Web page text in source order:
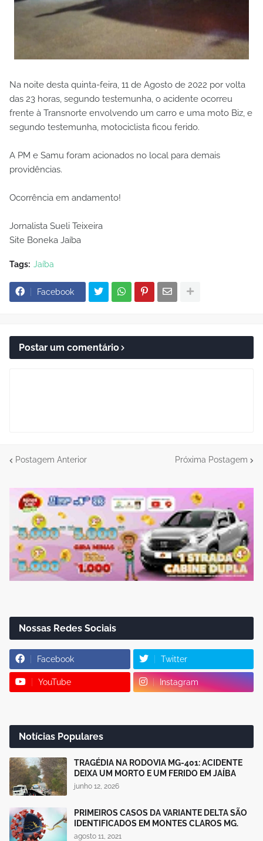
Na noite desta quinta-feira, 11 de Agosto de 2022 por volta
das 23 horas, segundo testemunha, o acidente ocorreu
frente à Transnorte envolvendo um carro e uma moto Biz, e
segundo testemunha, motociclista ficou ferido.
A PM e Samu foram acionados no local para demais
providências.
Ocorrência em andamento!
Jornalista Sueli Teixeira
Site Boneka Jaíba
Tags: Jaíba
Facebook
Postar um comentário
Postagem Anterior Próxima Postagem
Nossas Redes Sociais
Facebook Twitter
YouTube Instagram
Notícias Populares
TRAGÉDIA NA RODOVIA MG-401: ACIDENTE
DEIXA UM MORTO E UM FERIDO EM JAÍBA
junho 12, 2026
PRIMEIROS CASOS DA VARIANTE DELTA SÃO
IDENTIFICADOS EM MONTES CLAROS MG.
agosto 11, 2021